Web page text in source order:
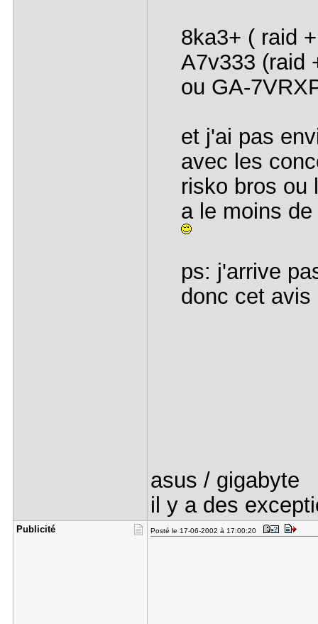
8ka3+ ( raid
A7v333 (raid
ou GA-
et j'ai pas
avec les
risko bros ou
a le moins
ps: j'arrive
donc cet
asus / gigabyte
il y a des
Publicité Posté le 17-06-2002 à 17:00:20